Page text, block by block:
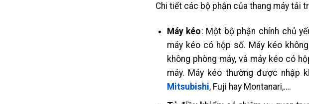
Chi tiết các bộ phận của thang máy tải
Máy kéo: Một bộ phận chính chủ
máy kéo có hộp số. Máy kéo
không phòng máy, và máy kéo có
máy. Máy kéo thường được nhập
Mitsubishi, Fuji hay Montanari,….